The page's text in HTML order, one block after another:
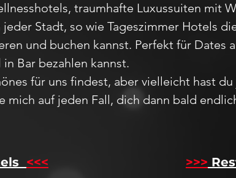
traumhafte Luxussuiten mit
jeder Stadt, so wie Tageszimmer Hotels
und buchen kannst. Perfekt für Dates
Bar bezahlen kannst.
für uns findest, aber vielleicht hast
mich auf jeden Fall, dich dann bald
<<< >>>